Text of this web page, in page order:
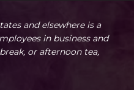
and elsewhere is a
in business and
or afternoon tea,